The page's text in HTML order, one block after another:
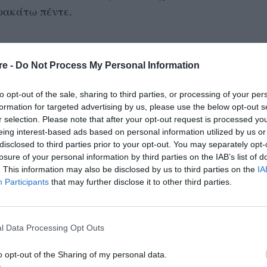
- Do Not Process My Personal Information
opt-out of the sale, sharing to third parties, or processing of your
for targeted advertising by us, please use the below opt-out
selection. Please note that after your opt-out request is processed
interest-based ads based on personal information utilized by us
to third parties prior to your opt-out. You may separately
of your personal information by third parties on the IAB’s list of
This information may also be disclosed by us to third parties on the
Participants that may further disclose it to other third parties.
Data Processing Opt Outs
opt-out of the Sharing of my personal data.
πέντε.
αρνητικές λέξεις και φράσεις. Για
μιλάω» ή «Πάντα πρέπει να σου υπενθυμίζω
σύντροφός μας είναι κριτική. «Το πάντα και
την αλήθεια, αλλά τα χρησιμοποιούμε για να
ο Darylevuanie Johnson,
«Ίσως νιώθει ότι δεν εκτιμάτε τίποτα
και με τη σειρά του αντιδρά. Είναι
σας με έναν λιγότερο δηκτικό τρόπο, ο
συζήτηση».